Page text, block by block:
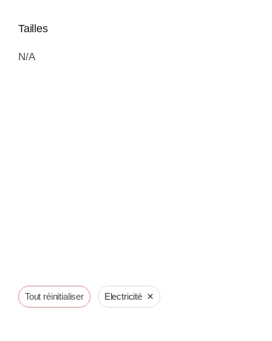
Tout réinitialiser Electricité ×
Tailles
N/A